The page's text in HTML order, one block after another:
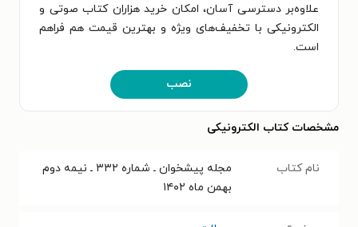
علاوه‌بر دسترسی آسان، امکان خرید هزاران کتاب صوتی و
الکترونیکی با تخفیف‌های ویژه و بهترین قیمت هم فراهم
است.
نصب
مشخصات کتاب الکترونیکی
نام کتاب
مجله پیشخوان ـ شماره ۳۳۲ ـ نیمه دوم
بهمن ماه ۱۴۰۲